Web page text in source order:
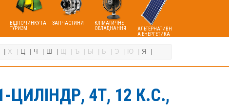
ВІДПОЧИНКУ ТА
ТУРИЗМ
ЗАПЧАСТИНИ
КЛІМАТИЧНЕ
ОБЛАДНАННЯ
АЛЬТЕРНАТИВН
А ЕНЕРГЕТИКА
Х Ц Ч Ш Щ Ъ Ы Ь Э Ю Я
4Т, 12 К.С.,